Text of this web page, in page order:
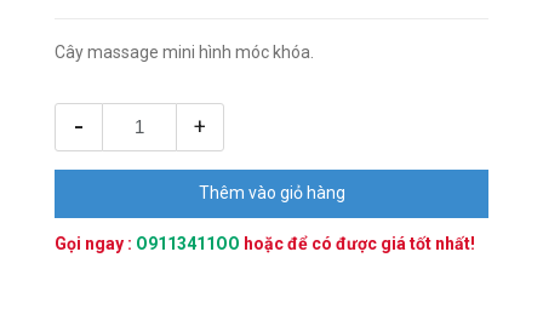
Cây massage mini hình móc khóa.
- +
Thêm vào giỏ hàng
Gọi ngay : O9113411OO hoặcđể có được giá tốt nhất!